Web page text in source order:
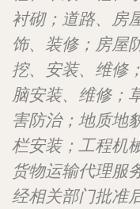
衬砌；道路、房
饰、装修；房屋
挖、安装、维修
脑安装、维修；
害防治；地质地
栏安装；工程机
货物运输代理服
经相关部门批准